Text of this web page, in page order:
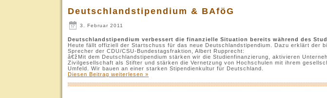
Deutschlandstipendium & BAföG
3. Februar 2011
Deutschlandstipendium verbessert die finanzielle Situation bereits während des
Heute fällt offiziell der Startschuss für das neue Deutschlandstipendium. Dazu erklärt der
Sprecher der CDU/CSU-Bundestagsfraktion, Albert Rupprecht:
â€žMit dem Deutschlandstipendium stärken wir die Studienfinanzierung, aktivieren
Zivilgesellschaft als Stifter und stärken die Vernetzung von Hochschulen mit ihrem
Umfeld. Wir bauen an einer starken Stipendienkultur für Deutschland.
Diesen Beitrag weiterlesen »